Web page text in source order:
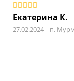
Екатерина К.
27.02.2024 п.